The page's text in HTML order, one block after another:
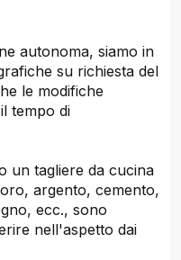
autonoma, siamo in
su richiesta del
le modifiche
tempo di
un tagliere da cucina
argento, cemento,
ecc., sono
nell'aspetto dai